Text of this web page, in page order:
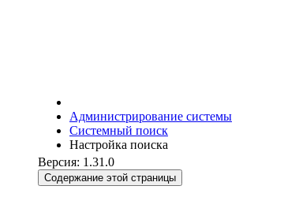
Администрирование системы
Системный поиск
Настройка поиска
Версия: 1.31.0
Содержание этой страницы